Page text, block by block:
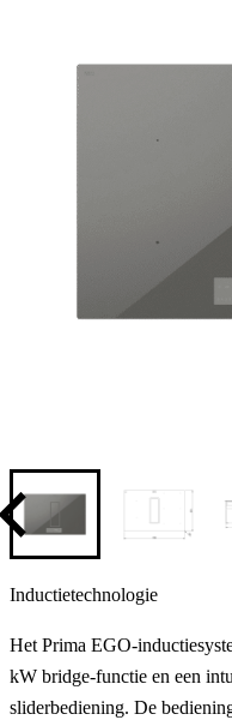
Inductietechnologie
Het Prima EGO-
kW bridge-functie en een
sliderbediening. De